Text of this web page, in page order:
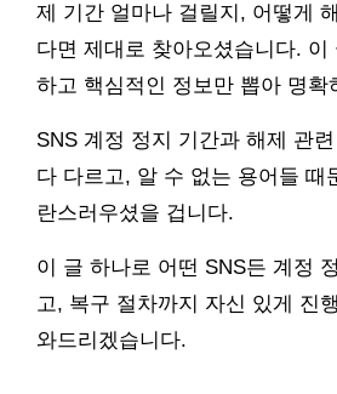
제 기간 얼마나 걸릴지, 어떻게
다면 제대로 찾아오셨습니다. 이
하고 핵심적인 정보만 뽑아 명확
SNS 계정 정지 기간과 해제 관
다 다르고, 알 수 없는 용어들 때
란스러우셨을 겁니다.
이 글 하나로 어떤 SNS든 계정
고, 복구 절차까지 자신 있게 진
와드리겠습니다.